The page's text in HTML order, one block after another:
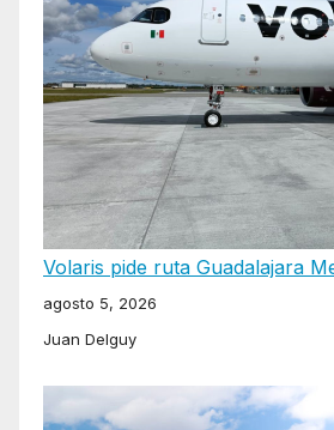
Volaris pide ruta Guadalajara
agosto 5, 2026
Juan Delguy